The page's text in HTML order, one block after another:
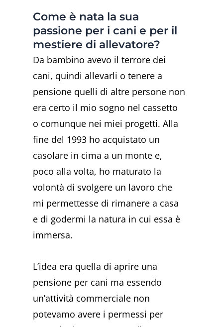
Come è nata la sua
passione per i cani e per il
mestiere di allevatore?
Da bambino avevo il terrore dei
cani, quindi allevarli o tenere a
pensione quelli di altre persone non
era certo il mio sogno nel cassetto
o comunque nei miei progetti. Alla
fine del 1993 ho acquistato un
casolare in cima a un monte e,
poco alla volta, ho maturato la
volontà di svolgere un lavoro che
mi permettesse di rimanere a casa
e di godermi la natura in cui essa è
immersa.
L’idea era quella di aprire una
pensione per cani ma essendo
un’attività commerciale non
potevamo avere i permessi per